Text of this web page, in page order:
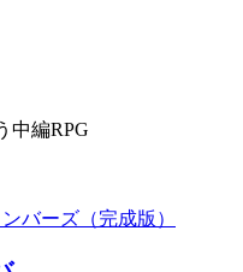
中編RPG